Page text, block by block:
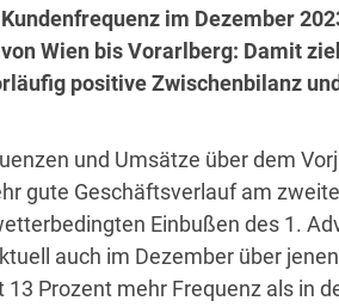
im Dezember
Wien bis Vorarlberg: Damit
positive Zwischenbilanz
und Umsätze über dem
gute Geschäftsverlauf am
Einbußen des 1.
auch im Dezember über
Prozent mehr Frequenz als in